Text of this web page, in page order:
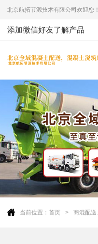
北京航拓节源技术有限公司欢迎您！
添加微信好友了解产品
当前位置： 首页